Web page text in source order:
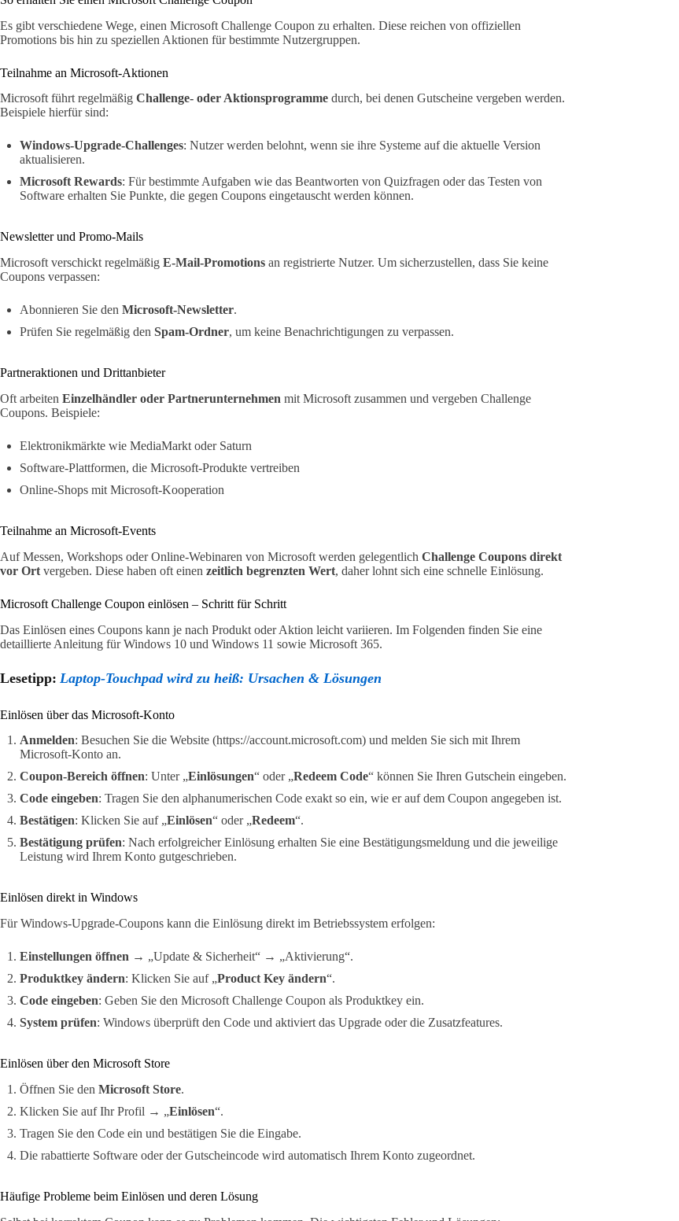
Es gibt verschiedene Wege, einen Microsoft Challenge Coupon zu erhalten. Diese reichen von offiziellen
Promotions bis hin zu speziellen Aktionen für bestimmte Nutzergruppen.
Teilnahme an Microsoft-Aktionen
Microsoft führt regelmäßig Challenge- oder Aktionsprogramme durch, bei denen Gutscheine vergeben werden.
Beispiele hierfür sind:
Windows-Upgrade-Challenges: Nutzer werden belohnt, wenn sie ihre Systeme auf die aktuelle Version
aktualisieren.
Microsoft Rewards: Für bestimmte Aufgaben wie das Beantworten von Quizfragen oder das Testen von
Software erhalten Sie Punkte, die gegen Coupons eingetauscht werden können.
Newsletter und Promo-Mails
Microsoft verschickt regelmäßig E-Mail-Promotions an registrierte Nutzer. Um sicherzustellen, dass Sie keine
Coupons verpassen:
Abonnieren Sie den Microsoft-Newsletter.
Prüfen Sie regelmäßig den Spam-Ordner, um keine Benachrichtigungen zu verpassen.
Partneraktionen und Drittanbieter
Oft arbeiten Einzelhändler oder Partnerunternehmen mit Microsoft zusammen und vergeben Challenge
Coupons. Beispiele:
Elektronikmärkte wie MediaMarkt oder Saturn
Software-Plattformen, die Microsoft-Produkte vertreiben
Online-Shops mit Microsoft-Kooperation
Teilnahme an Microsoft-Events
Auf Messen, Workshops oder Online-Webinaren von Microsoft werden gelegentlich Challenge Coupons direkt
vor Ort vergeben. Diese haben oft einen zeitlich begrenzten Wert, daher lohnt sich eine schnelle Einlösung.
Microsoft Challenge Coupon einlösen – Schritt für Schritt
Das Einlösen eines Coupons kann je nach Produkt oder Aktion leicht variieren. Im Folgenden finden Sie eine
detaillierte Anleitung für Windows 10 und Windows 11 sowie Microsoft 365.
Lesetipp: Laptop-Touchpad wird zu heiß: Ursachen & Lösungen
Einlösen über das Microsoft-Konto
Anmelden: Besuchen Sie die Website (https://account.microsoft.com) und melden Sie sich mit Ihrem
Microsoft-Konto an.
Coupon-Bereich öffnen: Unter „Einlösungen“ oder „Redeem Code“ können Sie Ihren Gutschein eingeben.
Code eingeben: Tragen Sie den alphanumerischen Code exakt so ein, wie er auf dem Coupon angegeben ist.
Bestätigen: Klicken Sie auf „Einlösen“ oder „Redeem“.
Bestätigung prüfen: Nach erfolgreicher Einlösung erhalten Sie eine Bestätigungsmeldung und die jeweilige
Leistung wird Ihrem Konto gutgeschrieben.
Einlösen direkt in Windows
Für Windows-Upgrade-Coupons kann die Einlösung direkt im Betriebssystem erfolgen:
Einstellungen öffnen → „Update & Sicherheit“ → „Aktivierung“.
Produktkey ändern: Klicken Sie auf „Product Key ändern“.
Code eingeben: Geben Sie den Microsoft Challenge Coupon als Produktkey ein.
System prüfen: Windows überprüft den Code und aktiviert das Upgrade oder die Zusatzfeatures.
Einlösen über den Microsoft Store
Öffnen Sie den Microsoft Store.
Klicken Sie auf Ihr Profil → „Einlösen“.
Tragen Sie den Code ein und bestätigen Sie die Eingabe.
Die rabattierte Software oder der Gutscheincode wird automatisch Ihrem Konto zugeordnet.
Häufige Probleme beim Einlösen und deren Lösung